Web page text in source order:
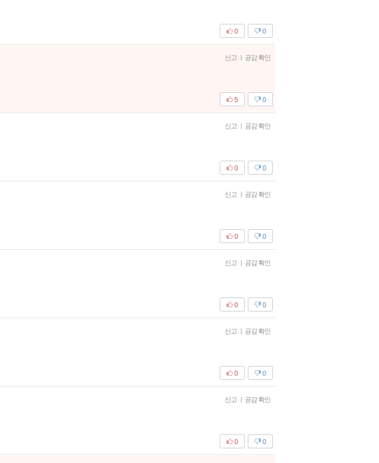
0
0
신고 | 공감 확인
0
5
신고 | 공감 확인
0
0
신고 | 공감 확인
0
0
신고 | 공감 확인
0
0
신고 | 공감 확인
0
0
신고 | 공감 확인
0
0